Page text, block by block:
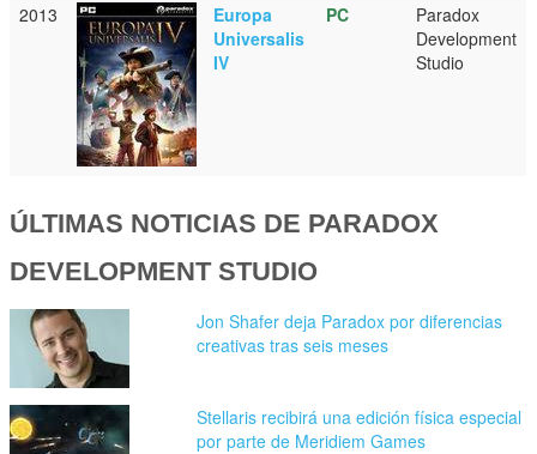
2013
Europa
Universalis
IV
PC
Paradox
Development
Studio
ÚLTIMAS NOTICIAS DE PARADOX
DEVELOPMENT STUDIO
Jon Shafer deja Paradox por diferencias
creativas tras seis meses
Stellaris recibirá una edición física especial
por parte de Meridiem Games